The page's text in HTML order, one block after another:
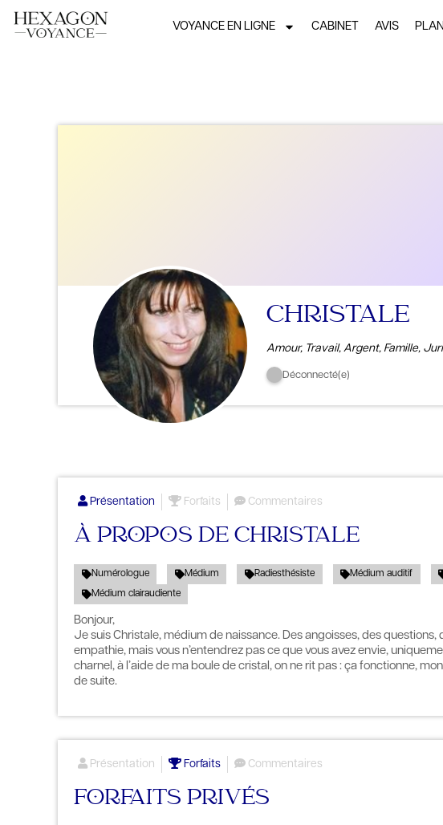
VOYANCE EN LIGNE CABINET AVIS
CHRISTALE
Amour, Travail, Argent, Famille,
Déconnecté(e)
Présentation Forfaits Commentaires
À PROPOS DE CHRISTALE
Numérologue Médium Radiesthésiste Médium auditif
Médium clairaudiente
Bonjour,
Je suis Christale, médium de naissance. Des angoisses, des
empathie, mais vous n’entendrez pas ce que vous avez envie,
charnel, à l’aide de ma boule de cristal, on ne rit pas : ça fonctionne,
de suite.
Présentation Forfaits Commentaires
FORFAITS PRIVÉS